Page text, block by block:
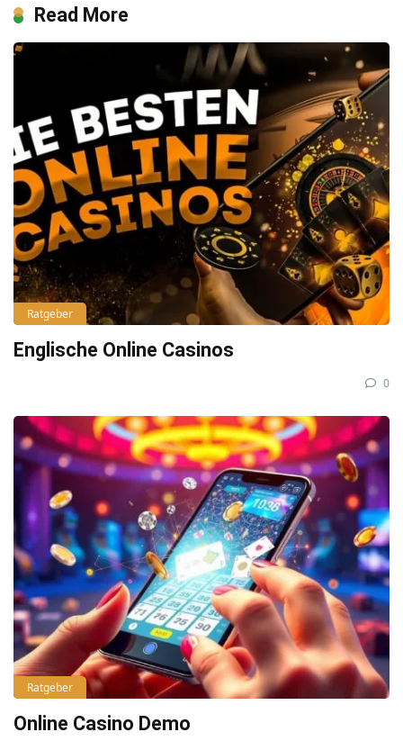
Read More
Ratgeber
Englische Online Casinos
0
Ratgeber
Online Casino Demo